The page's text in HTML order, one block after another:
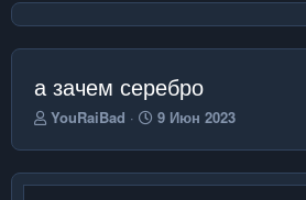
а зачем серебро
А
т
о
YouRaiBad
Д
т
а
9 Июн 2023